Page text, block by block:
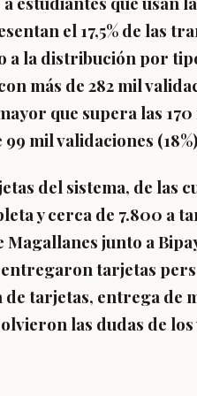
el 17,5% de las
a la distribución por
con más de 282 mil
que supera las
99 mil validaciones (18%)
del sistema, de las
y cerca de 7.800 a
junto a
entregaron tarjetas
tarjetas, entrega de
las dudas de los